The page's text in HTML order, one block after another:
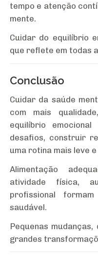
tempo e atenção
mente.
Cuidar do equilíbrio
que reflete em todas
Conclusão
Cuidar da saúde
com mais
equilíbrio
desafios, construir
uma rotina mais leve
Alimentação
atividade física,
profissional
saudável.
Pequenas
grandes